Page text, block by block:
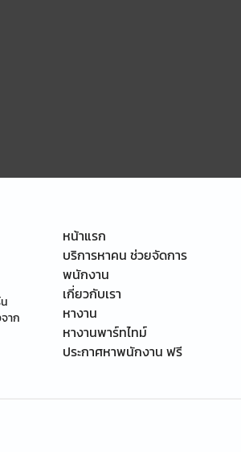
าก
หน้าแรก
บริการหาคน ช่วยจัดการ
พนักงาน
เกี่ยวกับเรา
หางาน
หางานพาร์ทไทม์
ประกาศหาพนักงาน ฟรี